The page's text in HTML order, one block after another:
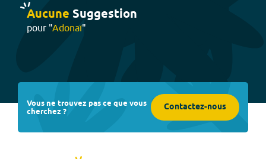
Aucune Suggestion
pour "Adonaï"
Vous ne trouvez pas ce que vous
cherchez ? Contactez-nous